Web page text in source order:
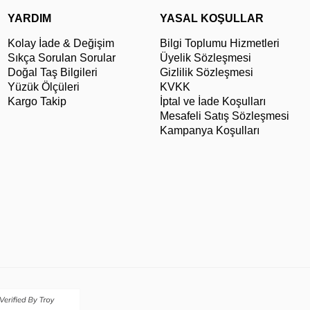
YARDIM
Kolay İade & Değişim
Sıkça Sorulan Sorular
Doğal Taş Bilgileri
Yüzük Ölçüleri
Kargo Takip
YASAL KOŞULLAR
Bilgi Toplumu Hizmetleri
Üyelik Sözleşmesi
Gizlilik Sözleşmesi
KVKK
İptal ve İade Koşulları
Mesafeli Satış Sözleşmesi
Kampanya Koşulları